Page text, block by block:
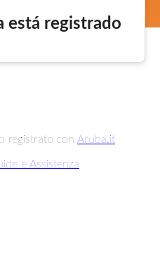
está registrado
registrato con Aruba.it
e Assistenza